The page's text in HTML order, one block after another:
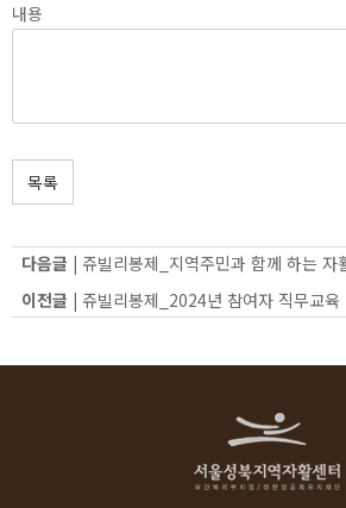
내용
목록
다음글 | 쥬빌리봉제_지역주민과 함께 하는 자
이전글 | 쥬빌리봉제_2024년 참여자 직무교